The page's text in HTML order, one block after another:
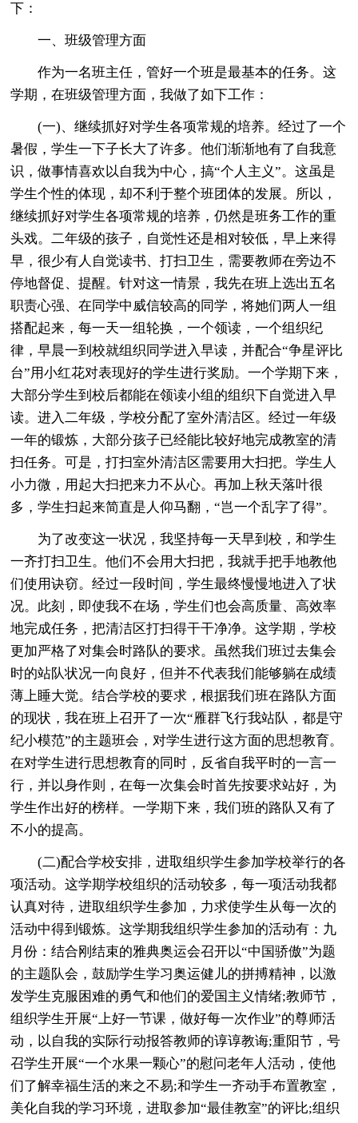
下：
一、班级管理方面
作为一名班主任，管好一个班是最基本的任务。这
学期，在班级管理方面，我做了如下工作：
(一)、继续抓好对学生各项常规的培养。经过了一个
暑假，学生一下子长大了许多。他们渐渐地有了自我意
识，做事情喜欢以自我为中心，搞“个人主义”。这虽是
学生个性的体现，却不利于整个班团体的发展。所以，
继续抓好对学生各项常规的培养，仍然是班务工作的重
头戏。二年级的孩子，自觉性还是相对较低，早上来得
早，很少有人自觉读书、打扫卫生，需要教师在旁边不
停地督促、提醒。针对这一情景，我先在班上选出五名
职责心强、在同学中威信较高的同学，将她们两人一组
搭配起来，每一天一组轮换，一个领读，一个组织纪
律，早晨一到校就组织同学进入早读，并配合“争星评比
台”用小红花对表现好的学生进行奖励。一个学期下来，
大部分学生到校后都能在领读小组的组织下自觉进入早
读。进入二年级，学校分配了室外清洁区。经过一年级
一年的锻炼，大部分孩子已经能比较好地完成教室的清
扫任务。可是，打扫室外清洁区需要用大扫把。学生人
小力微，用起大扫把来力不从心。再加上秋天落叶很
多，学生扫起来简直是人仰马翻，“岂一个乱字了得”。
为了改变这一状况，我坚持每一天早到校，和学生
一齐打扫卫生。他们不会用大扫把，我就手把手地教他
们使用诀窃。经过一段时间，学生最终慢慢地进入了状
况。此刻，即使我不在场，学生们也会高质量、高效率
地完成任务，把清洁区打扫得干干净净。这学期，学校
更加严格了对集会时路队的要求。虽然我们班过去集会
时的站队状况一向良好，但并不代表我们能够躺在成绩
薄上睡大觉。结合学校的要求，根据我们班在路队方面
的现状，我在班上召开了一次“雁群飞行我站队，都是守
纪小模范”的主题班会，对学生进行这方面的思想教育。
在对学生进行思想教育的同时，反省自我平时的一言一
行，并以身作则，在每一次集会时首先按要求站好，为
学生作出好的榜样。一学期下来，我们班的路队又有了
不小的提高。
(二)配合学校安排，进取组织学生参加学校举行的各
项活动。这学期学校组织的活动较多，每一项活动我都
认真对待，进取组织学生参加，力求使学生从每一次的
活动中得到锻炼。这学期我组织学生参加的活动有：九
月份：结合刚结束的雅典奥运会召开以“中国骄傲”为题
的主题队会，鼓励学生学习奥运健儿的拼搏精神，以激
发学生克服困难的勇气和他们的爱国主义情绪;教师节，
组织学生开展“上好一节课，做好每一次作业”的尊师活
动，以自我的实际行动报答教师的谆谆教诲;重阳节，号
召学生开展“一个水果一颗心”的慰问老年人活动，使他
们了解幸福生活的来之不易;和学生一齐动手布置教室，
美化自我的学习环境，进取参加“最佳教室”的评比;组织